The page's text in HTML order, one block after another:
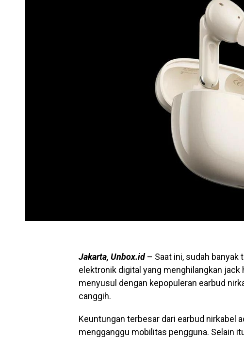
Jakarta, Unbox.id– Saat ini, sudah banyak
elektronik digital yang menghilangkan
menyusul dengan kepopuleran earbud
canggih.
Keuntungan terbesar dari earbud nirkabel
mengganggu mobilitas pengguna. Selain